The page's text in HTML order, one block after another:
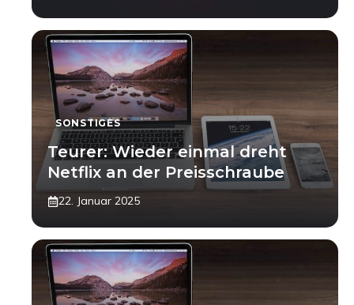
SONSTIGES
Teurer: Wieder einmal dreht
Netflix an der Preisschraube
22. Januar 2025